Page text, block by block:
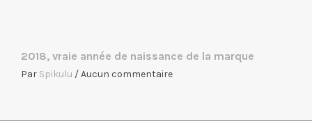
2018, vraie année de naissance de la marque
Par Spikulu /Aucun commentaire